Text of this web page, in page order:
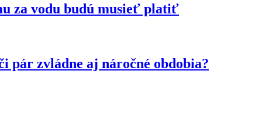
za vodu budú musieť platiť
pár zvládne aj náročné obdobia?